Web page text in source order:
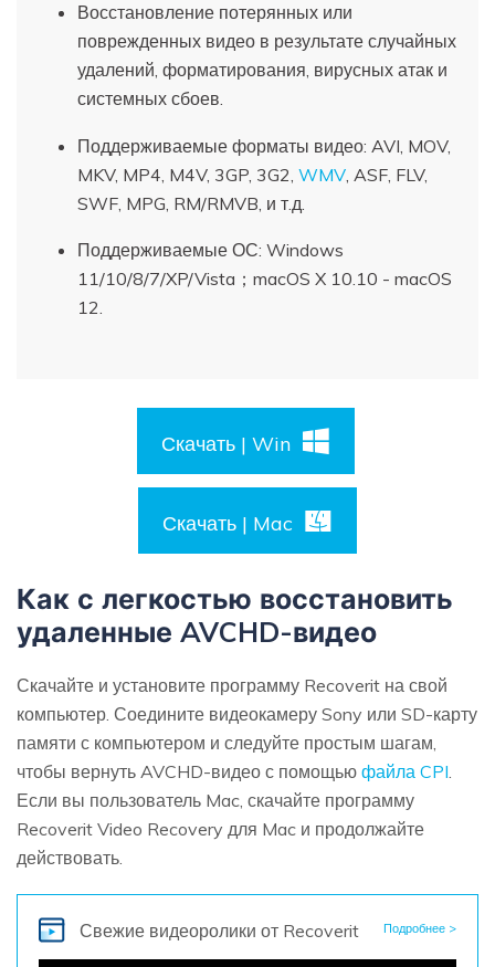
Восстановление потерянных или
поврежденных видео в результате случайных
удалений, форматирования, вирусных атак и
системных сбоев.
Поддерживаемые форматы видео: AVI, MOV,
MKV, MP4, M4V, 3GP, 3G2, WMV , ASF, FLV,
SWF, MPG, RM/RMVB, и т.д.
Поддерживаемые ОС: Windows
11/10/8/7/XP/Vista；macOS X 10.10 - macOS
12.
Скачать | Win
Скачать | Mac
Как с легкостью восстановить
удаленные AVCHD-видео
Скачайте и установите программу Recoverit на свой
компьютер. Соедините видеокамеру Sony или SD-карту
памяти с компьютером и следуйте простым шагам,
чтобы вернуть AVCHD-видео с помощью файла CPI
Если вы пользователь Mac, скачайте программу
Recoverit Video Recovery для Mac и продолжайте
действовать.
Свежие видеоролики от Recoverit Подробнее >